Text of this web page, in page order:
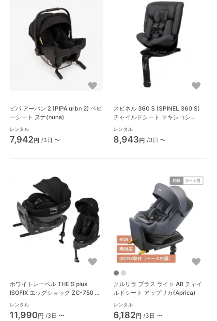
ピパ アーバン 2 (PIPA urbn 2) ベビ
ーシート ヌナ(nuna)
レンタル
7,942円 /3日 〜
スピネル 360 S (SPINEL 360 S)
チャイルドシート マキシコシ
(Maxi-Cosi)
レンタル
8,943円 /3日 〜
ホワイトレーベル THE S plus
ISOFIX エッグショック ZC-750 チ
ャイルドシート コンビ(Combi)
レンタル
11,990円 /3日 〜
クルリラ プラス ライト AB チャイ
ルドシート アップリカ(Aprica)
レンタル
6,182円 /3日 〜